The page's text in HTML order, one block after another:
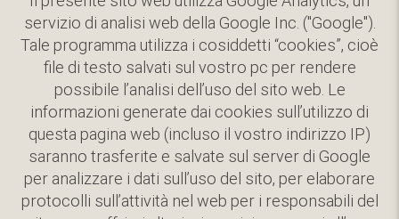
servizio di analisi web della Google Inc. ("Google").
Tale programma utilizza i cosiddetti “cookies”, cioè
file di testo salvati sul vostro pc per rendere
possibile l’analisi dell’uso del sito web. Le
informazioni generate dai cookies sull’utilizzo di
questa pagina web (incluso il vostro indirizzo IP)
saranno trasferite e salvate sul server di Google
per analizzare i dati sull’uso del sito, per elaborare
protocolli sull’attività nel web per i responsabili del